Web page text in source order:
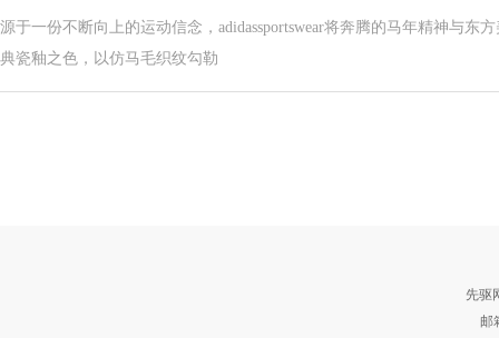
源于一份不断向上的运动信念，adidassportswear将奔腾的马年精神与东
典瓷釉之色，以仿马毛织纹勾勒
先驱
邮